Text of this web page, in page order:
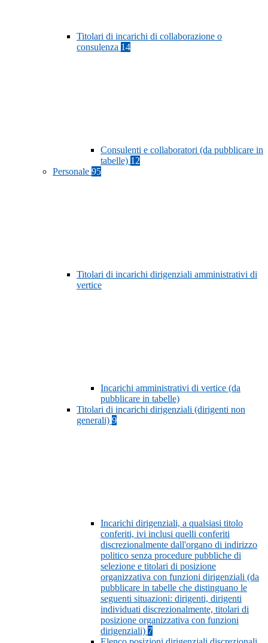
Titolari di incarichi di collaborazione o
consulenza 14
Consulenti e collaboratori (da pubblicare in
tabelle) 12
Personale 95
Titolari di incarichi dirigenziali amministrativi di
vertice
Incarichi amministrativi di vertice (da
pubblicare in tabelle)
Titolari di incarichi dirigenziali (dirigenti non
generali) 9
Incarichi dirigenziali, a qualsiasi titolo
conferiti, ivi inclusi quelli conferiti
discrezionalmente dall'organo di indirizzo
politico senza procedure pubbliche di
selezione e titolari di posizione
organizzativa con funzioni dirigenziali (da
pubblicare in tabelle che distinguano le
seguenti situazioni: dirigenti, dirigenti
individuati discrezionalmente, titolari di
posizione organizzativa con funzioni
dirigenziali) 7